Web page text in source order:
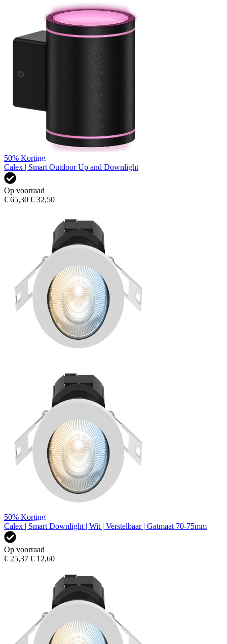
50% Korting
Calex | Smart Outdoor Up and Downlight
Op voorraad
€ 65,30 € 32,50
50% Korting
Calex | Smart Downlight | Wit | Verstelbaar | Gatmaat 70-75mm
Op voorraad
€ 25,37 € 12,60